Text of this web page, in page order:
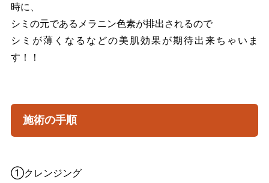
時に、
シミの元であるメラニン色素が排出されるので
シミが薄くなるなどの美肌効果が期待出来ちゃいま
す！！
施術の手順
①クレンジング